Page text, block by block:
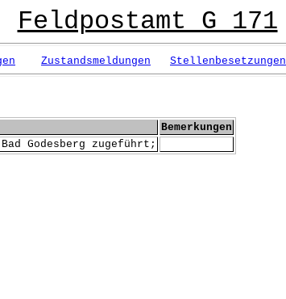
Feldpostamt G 171
Zustandsmeldungen Stellenbesetzungen
Bemerkungen
Godesberg zugeführt;